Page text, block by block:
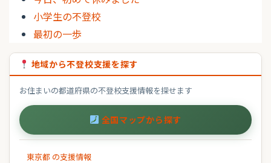
小学生の不登校
最初の一歩
地域から不登校支援を探す
お住まいの都道府県の不登校支援情報を探せます
全国マップから探す
東京都 の支援情報